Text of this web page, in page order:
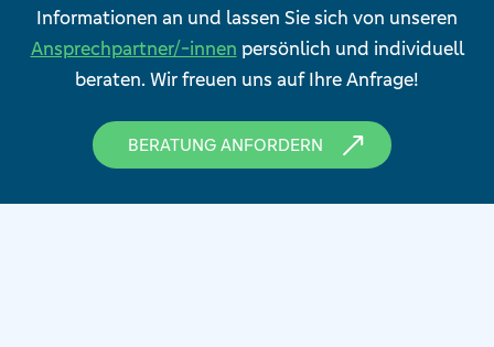
Informationen an und lassen Sie sich von unseren
Ansprechpartner/-innen persönlich und individuell
beraten. Wir freuen uns auf Ihre Anfrage!
BERATUNG ANFORDERN